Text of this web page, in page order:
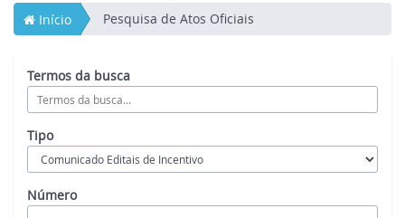
Início Pesquisa de Atos Oficiais
Termos da busca
Tipo
Número